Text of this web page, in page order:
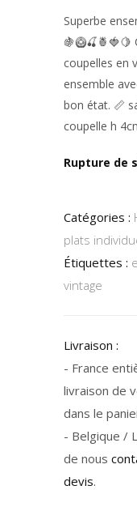
Superbe
🍇🥝🍒🍍🍓🍋
coupelles en
ensemble
bon état. 📏
coupelle h
Rupture de
Catégories :
plats
Étiquettes :
vintage
Livraison :
- France
livraison de
dans le
- Belgique /
de nous
devis.